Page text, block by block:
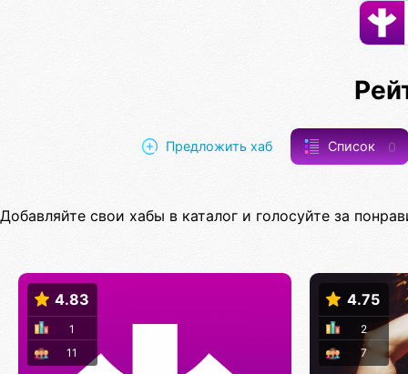
Предложить хаб Список 0
Добавляйте свои хабы в каталог и голосуйте за
4.83
11
1
4.75
7
2